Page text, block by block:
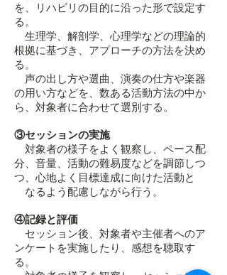
を、リハビリの目的に沿った形で設定す
る。
生理学、解剖学、心理学などの理論的
根拠に基づき、アプローチの方法を決め
る。
声の出し方や選曲、演奏の仕方や楽器
の用い方などを、数ある活動方法の中か
ら、対象者に合わせて選別する。
③セッションの実施
対象者の様子をよく観察し、ペース配
分、音量、活動の難易度などを調節しつ
つ、心地よく目標達成に向けた活動と
なるよう配慮しながら行う。
④記録と評価
セッション後、対象者や主催者へのア
ンケートを実施したり、感想を聴取す
る。